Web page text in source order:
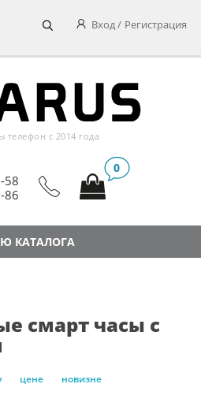
Вход Регистрация
0
58
86
телефон c 2014 года
КАТАЛОГА
смарт часы с
цене новизне